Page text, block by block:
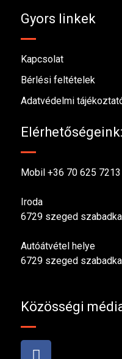
Gyors linkek
Kapcsolat
Bérlési feltételek
Adatvédelmi
Elérhetőségeink:
Mobil +36 70 625 7213
Iroda
6729 szeged
Autóátvétel helye
6729 szeged
Közösségi